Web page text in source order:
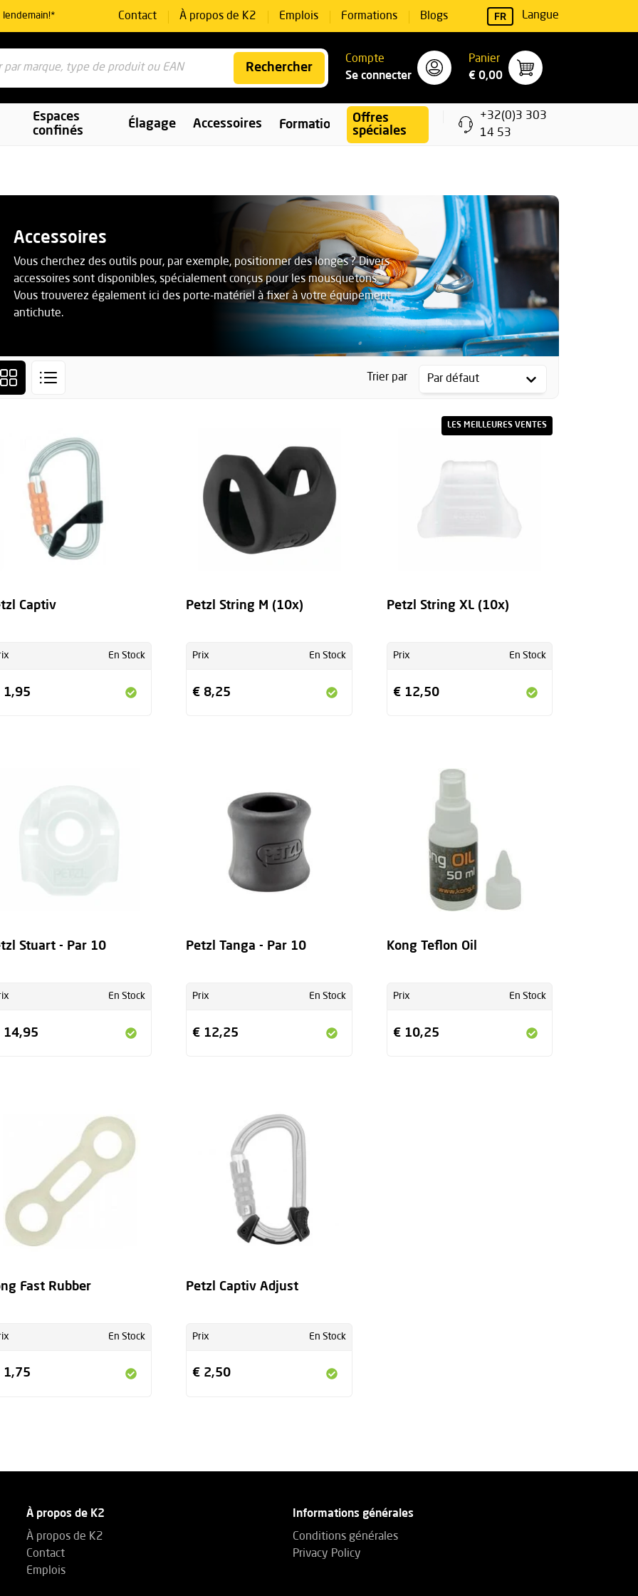
lendemain!* Contact À propos de K2 Emplois Formations Blogs FR Langue
Rechercher
Compte
Se connecter
Panier
€ 0,00
Espaces
confinés
Élagage Accessoires Formations
Offres
spéciales
+32(0)3 303
14 53
Accessoires
Vous cherchez des outils pour, par exemple, positionner des longes ? Divers
accessoires sont disponibles, spécialement conçus pour les mousquetons.
Vous trouverez également ici des porte-matériel à fixer à votre équipement
antichute.
Trier par
Captiv
En Stock
1,95
Petzl String M (10x)
Prix En Stock
€ 8,25
LES MEILLEURES VENTES
Petzl String XL (10x)
Prix En Stock
€ 12,50
Stuart - Par 10
En Stock
14,95
Petzl Tanga - Par 10
Prix En Stock
€ 12,25
Kong Teflon Oil
Prix En Stock
€ 10,25
Fast Rubber
En Stock
1,75
Petzl Captiv Adjust
Prix En Stock
€ 2,50
À propos de K2
À propos de K2
Contact
Emplois
Informations générales
Conditions générales
Privacy Policy